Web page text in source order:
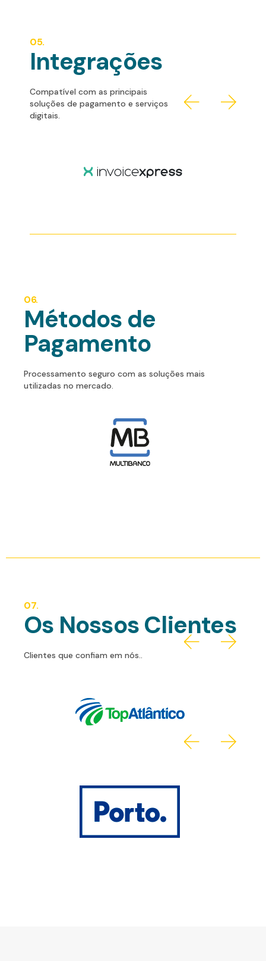
05.
Integrações
Compatível com as principais
soluções de pagamento e serviços
digitais.
06.
Métodos de
Pagamento
Processamento seguro com as soluções mais
utilizadas no mercado.
07.
Os Nossos Clientes
Clientes que confiam em nós..